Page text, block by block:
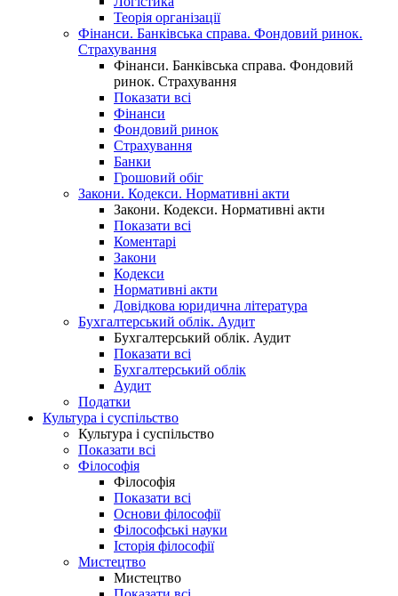
Теорія організації
Фінанси. Банківська справа. Фондовий ринок.
Страхування
Фінанси. Банківська справа. Фондовий
ринок. Страхування
Показати всі
Фінанси
Фондовий ринок
Страхування
Банки
Грошовий обіг
Закони. Кодекси. Нормативні акти
Закони. Кодекси. Нормативні акти
Показати всі
Коментарі
Закони
Кодекси
Нормативні акти
Довідкова юридична література
Бухгалтерський облік. Аудит
Бухгалтерський облік. Аудит
Показати всі
Бухгалтерський облік
Аудит
Податки
Культура і суспільство
Культура і суспільство
Показати всі
Філософія
Філософія
Показати всі
Основи філософії
Філософські науки
Історія філософії
Мистецтво
Мистецтво